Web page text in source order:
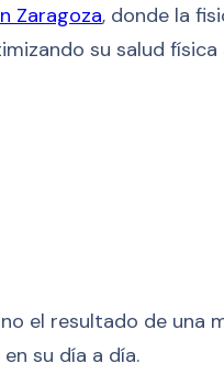
Zaragoza, donde la
su salud física
el resultado de
su día a día.